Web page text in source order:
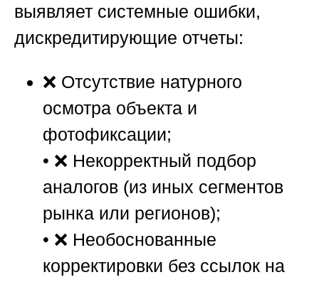
выявляет системные ошибки,
дискредитирующие отчеты:
❌ Отсутствие натурного
осмотра объекта и
фотофиксации;
• ❌ Некорректный подбор
аналогов (из иных сегментов
рынка или регионов);
• ❌ Необоснованные
корректировки без ссылок на